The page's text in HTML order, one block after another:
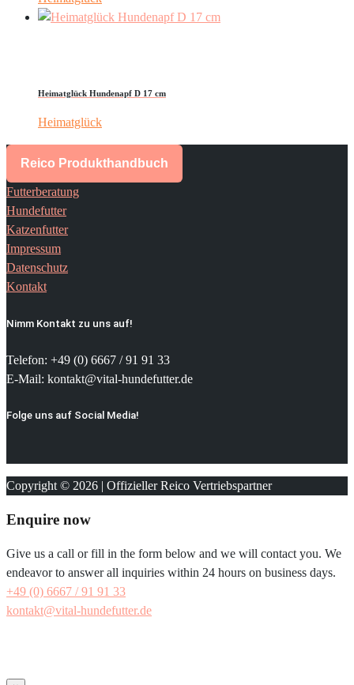
Heimatglück Hundenapf D 17 cm
Heimatglück
Reico Produkthandbuch
Futterberatung
Hundefutter
Katzenfutter
Impressum
Datenschutz
Kontakt
Nimm Kontakt zu uns auf!
Telefon: +49 (0) 6667 / 91 91 33
E-Mail: kontakt@vital-hundefutter.de
Folge uns auf Social Media!
Copyright © 2026 | Offizieller Reico Vertriebspartner
Enquire now
Give us a call or fill in the form below and we will contact you. We
endeavor to answer all inquiries within 24 hours on business days.
+49 (0) 6667 / 91 91 33
kontakt@vital-hundefutter.de